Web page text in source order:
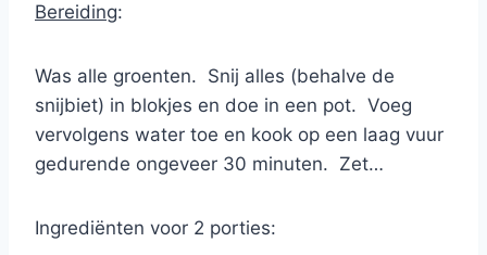
Bereiding:
Was alle groenten. Snij alles (behalve de
snijbiet) in blokjes en doe in een pot. Voeg
vervolgens water toe en kook op een laag vuur
gedurende ongeveer 30 minuten. Zet…
Ingrediënten voor 2 porties: